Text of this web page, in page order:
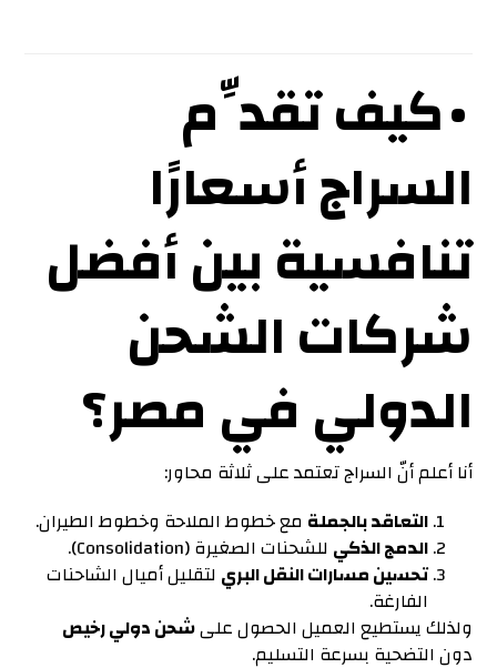
• كيف تقدِّم
السراج أسعارًا
تنافسية بين أفضل
شركات الشحن
الدولي في مصر؟
أنا أعلم أنّ السراج تعتمد على ثلاثة محاور:
التعاقد بالجملة مع خطوط الملاحة وخطوط الطيران.
الدمج الذكي للشحنات الصغيرة (Consolidation).
تحسين مسارات النقل البري لتقليل أميال الشاحنات
الفارغة.
ولذلك يستطيع العميل الحصول علىشحن دولي رخيص
دون التضحية بسرعة التسليم.